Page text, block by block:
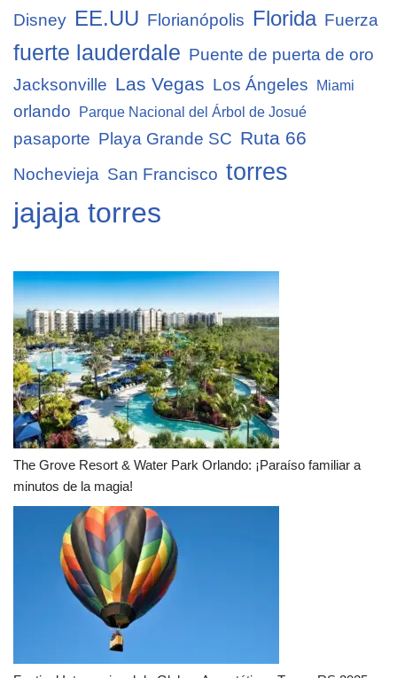
Disney
EE.UU Florianópolis Florida Fuerza
fuerte lauderdale Puente de puerta de oro
Jacksonville Las Vegas Los Ángeles Miami
orlando Parque Nacional del Árbol de Josué
pasaporte Playa Grande SC Ruta 66
Nochevieja San Francisco torres
jajaja torres
The Grove Resort & Water Park Orlando: ¡Paraíso familiar a
minutos de la magia!